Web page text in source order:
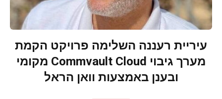
עיריית רעננה השלימה פרויקט הקמת
מערך גיבוי Commvault Cloud מקומי
ובענן באמצעות וואן הראל